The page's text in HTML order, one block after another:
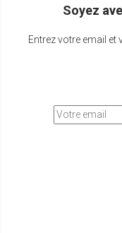
Soyez
Entrez votre email